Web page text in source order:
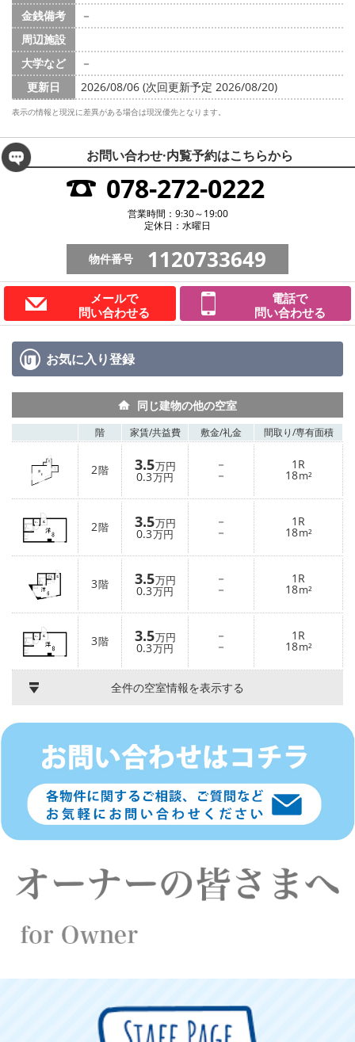
金銭備考
－
周辺施設
大学など
－
更新日
2026/08/06 (次回更新予定 2026/08/20)
表示の情報と現況に差異がある場合は現況優先となります。
お問い合わせ·内覧予約はこちらから
078-272-0222
営業時間：9:30～19:00
定休日：水曜日
物件番号 1120733649
メールで
問い合わせる
電話で
問い合わせる
お気に入り登録
同じ建物の他の空室
階 家賃/共益費 敷金/礼金 間取り/専有面積
2階 3.5万円
0.3万円
－
－
1R
18m²
2階 3.5万円
0.3万円
－
－
1R
18m²
3階 3.5万円
0.3万円
－
－
1R
18m²
3階 3.5万円
0.3万円
－
－
1R
18m²
全件の空室情報を表示する